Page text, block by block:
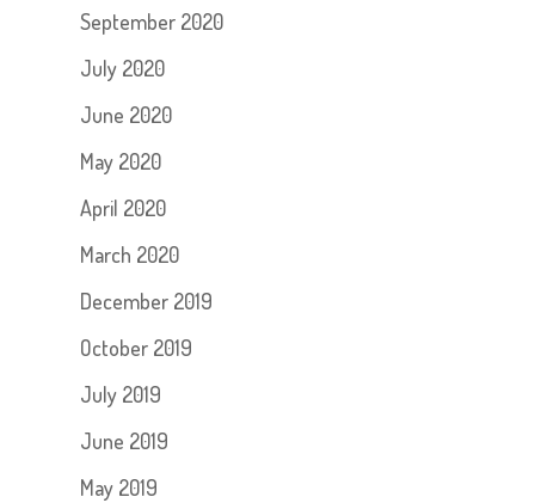
September 2020
July 2020
June 2020
May 2020
April 2020
March 2020
December 2019
October 2019
July 2019
June 2019
May 2019